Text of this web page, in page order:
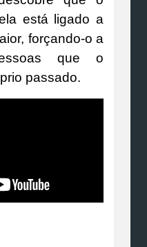
está ligado a
forçando-o a
que o
passado.